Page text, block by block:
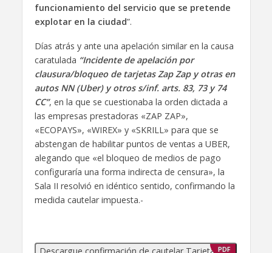
funcionamiento del servicio que se pretende
explotar en la ciudad”.
Días atrás y ante una apelación similar en la causa
caratulada “Incidente de apelación por
clausura/bloqueo de tarjetas Zap Zap y otras en
autos NN (Uber) y otros s/inf. arts. 83, 73 y 74
CC”, en la que se cuestionaba la orden dictada a
las empresas prestadoras «ZAP ZAP»,
«ECOPAYS», «WIREX» y «SKRILL» para que se
abstengan de habilitar puntos de ventas a UBER,
alegando que «el bloqueo de medios de pago
configuraría una forma indirecta de censura», la
Sala II resolvió en idéntico sentido, confirmando la
medida cautelar impuesta.-
PDF